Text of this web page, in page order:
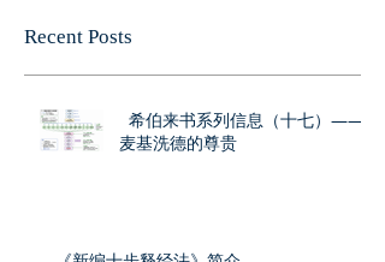
Recent Posts
希伯来书系列信息（十七）——
麦基洗德的尊贵